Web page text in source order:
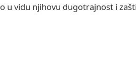
u vidu njihovu dugotrajnost i